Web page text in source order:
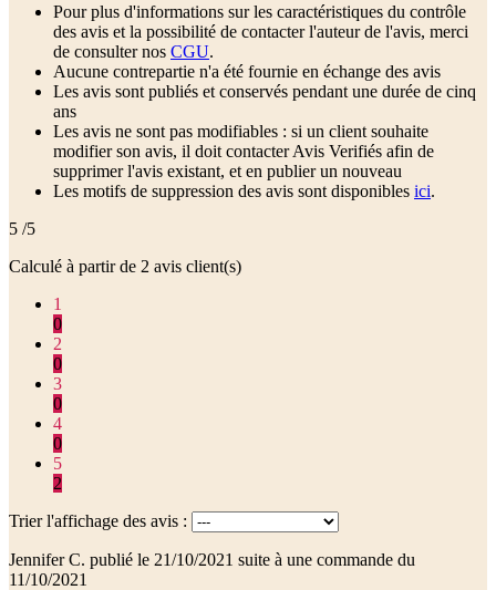
Pour plus d'informations sur les caractéristiques du contrôle
des avis et la possibilité de contacter l'auteur de l'avis, merci
de consulter nos CGU.
Aucune contrepartie n'a été fournie en échange des avis
Les avis sont publiés et conservés pendant une durée de cinq
ans
Les avis ne sont pas modifiables : si un client souhaite
modifier son avis, il doit contacter Avis Verifiés afin de
supprimer l'avis existant, et en publier un nouveau
Les motifs de suppression des avis sont disponibles ici.
5 /5
Calculé à partir de 2 avis client(s)
1
0
2
0
3
0
4
0
5
2
Trier l'affichage des avis :
Jennifer C. publié le 21/10/2021 suite à une commande du
11/10/2021